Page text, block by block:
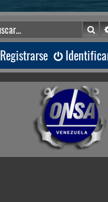
Registrarse